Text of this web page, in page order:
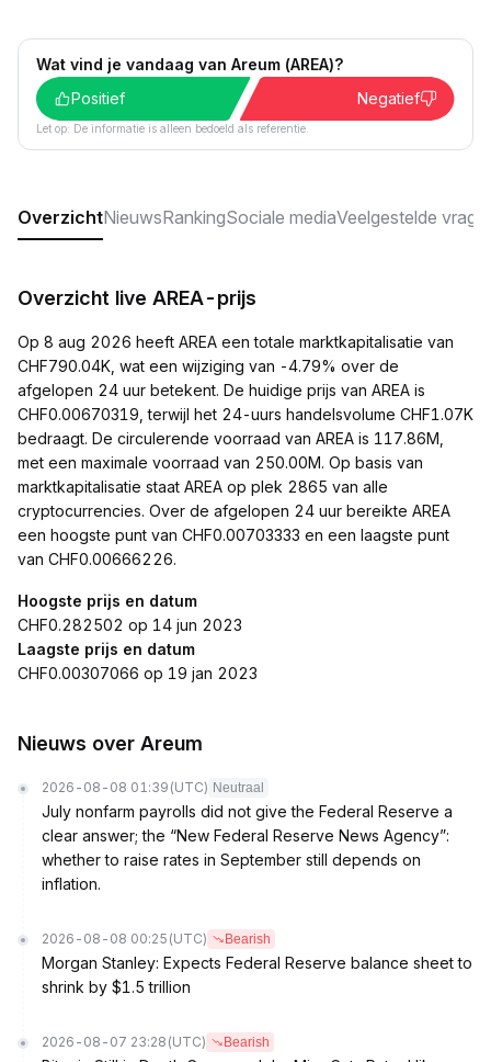
Wat vind je vandaag van Areum (AREA)?
Positief
Negatief
Let op: De informatie is alleen bedoeld als referentie.
OverzichtNieuwsRankingSociale mediaVeelgestelde
Overzicht live AREA-prijs
Op 8 aug 2026 heeft AREA een totale marktkapitalisatie van
CHF790.04K, wat een wijziging van -4.79% over de
afgelopen 24 uur betekent. De huidige prijs van AREA is
CHF0.00670319, terwijl het 24-uurs handelsvolume CHF1.07K
bedraagt. De circulerende voorraad van AREA is 117.86M,
met een maximale voorraad van 250.00M. Op basis van
marktkapitalisatie staat AREA op plek 2865 van alle
cryptocurrencies. Over de afgelopen 24 uur bereikte AREA
een hoogste punt van CHF0.00703333 en een laagste punt
van CHF0.00666226.
Hoogste prijs en datum
CHF0.282502 op 14 jun 2023
Laagste prijs en datum
CHF0.00307066 op 19 jan 2023
Nieuws over Areum
2026-08-08 01:39 (UTC) Neutraal
July nonfarm payrolls did not give the Federal Reserve a
clear answer; the “New Federal Reserve News Agency”:
whether to raise rates in September still depends on
inflation.
2026-08-08 00:25 (UTC) Bearish
Morgan Stanley: Expects Federal Reserve balance sheet to
shrink by $1.5 trillion
2026-08-07 23:28 (UTC) Bearish